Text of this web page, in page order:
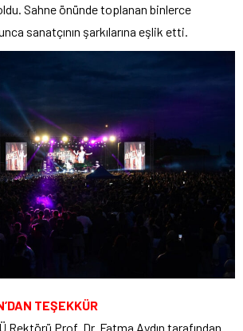
Sahne önünde toplanan binlerce
sanatçının şarkılarına eşlik etti.
TEŞEKKÜR
Rektörü Prof. Dr. Fatma Aydın tarafından